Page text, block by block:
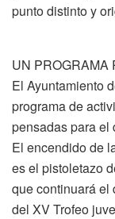
punto distinto y
UN PROGRAMA
El Ayuntamiento
programa de
pensadas para el
El encendido de
es el pistoletazo
que continuará el
del XV Trofeo